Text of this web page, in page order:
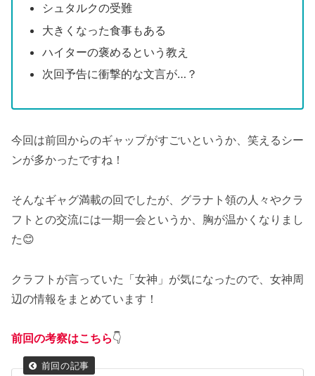
シュタルクの受難
大きくなった食事もある
ハイターの褒めるという教え
次回予告に衝撃的な文言が…？
今回は前回からのギャップがすごいというか、笑えるシー
ンが多かったですね！
そんなギャグ満載の回でしたが、グラナト領の人々やクラ
フトとの交流には一期一会というか、胸が温かくなりまし
た😊
クラフトが言っていた「女神」が気になったので、女神周
辺の情報をまとめています！
前回の考察はこちら👇